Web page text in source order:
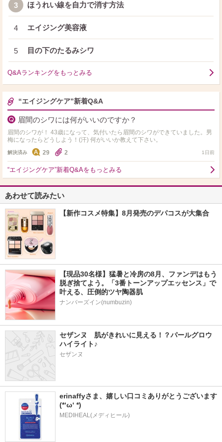
3 ほうれい線を自力で消す方法
4 エイジング美容液
5 目の下のたるみシワ
Q&Aランキングをもっとみる
“エイジングケア”新着Q&A
眉間のシワには何がいいのですか？
眉間のシワが！ 43歳になって、気付いたら眉間のシワができていました。男
梅になったらどうしよう！(汗) 何がいいか教えて下さい。
解決済み 29 2 1日前
“エイジングケア”新着Q&Aをもっとみる
あわせて読みたい
【新作コスメ特集】8月発売のデパコスが大集合
【現品30名様】猛暑と冷房の8月、ファンデはもう
脱ぎ捨てよう。「3番トーンアップエッセンス」で
叶える、圧倒的ツヤ陶器肌
ナンバーズイン(numbuzin)
セザンヌ　肌がきれいに見える！？パールグロウ
ハイライト♪
セザンヌ
erinaffyさま、嬉しい口コミありがとうございます
(*‘ω‘ *)
MEDIHEAL(メディヒール)